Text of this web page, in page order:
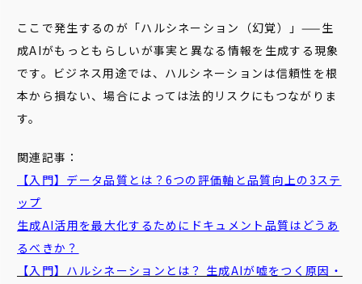
ここで発生するのが「ハルシネーション（幻覚）」——生
成AIがもっともらしいが事実と異なる情報を生成する現象
です。ビジネス用途では、ハルシネーションは信頼性を根
本から損ない、場合によっては法的リスクにもつながりま
す。
関連記事：
【入門】データ品質とは？6つの評価軸と品質向上の3ステ
ップ
生成AI活用を最大化するためにドキュメント品質はどうあ
るべきか？
【入門】ハルシネーションとは？ 生成AIが嘘をつく原因・